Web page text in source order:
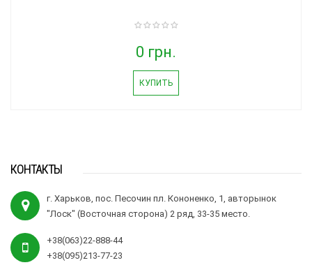
0 грн.
КУПИТЬ
КОНТАКТЫ
г. Харьков, пос. Песочин пл. Кононенко, 1, авторынок
"Лоск" (Восточная сторона) 2 ряд, 33-35 место.
+38(063)22-888-44
+38(095)213-77-23